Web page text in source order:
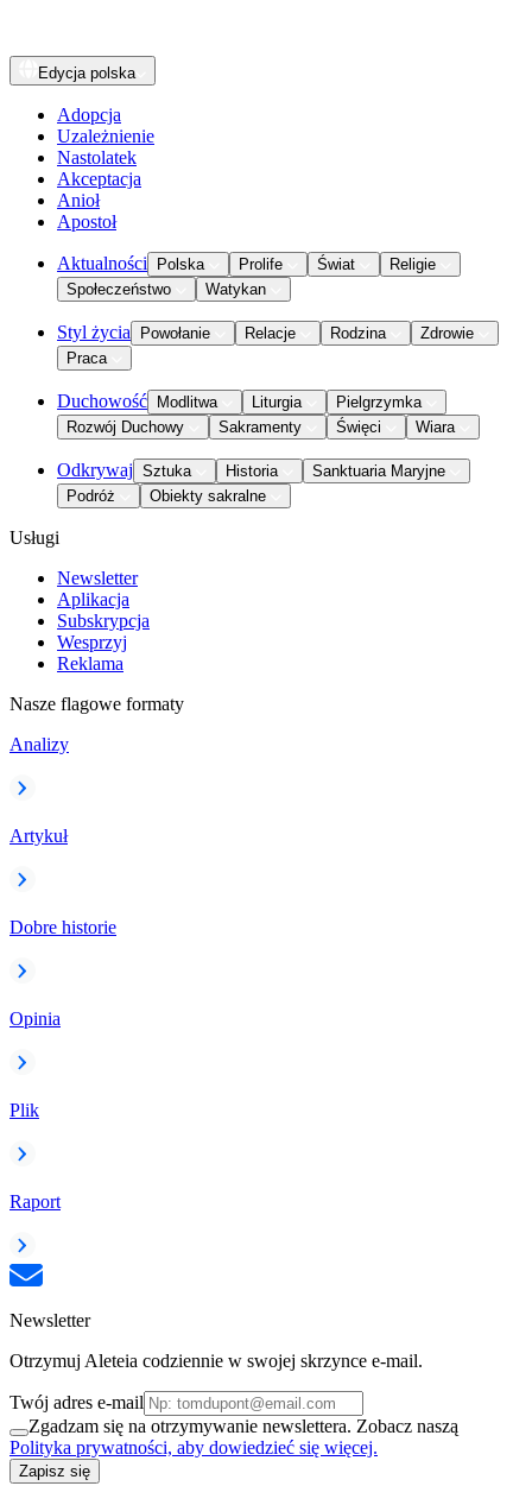
Edycja polska
Adopcja
Uzależnienie
Nastolatek
Akceptacja
Anioł
Apostoł
Aktualności Polska Prolife Świat
Religie
Społeczeństwo
Watykan
Styl życia Powołanie Relacje Rodzina
Zdrowie
Praca
Duchowość Modlitwa Liturgia
Pielgrzymka
Rozwój Duchowy
Sakramenty Święci Wiara
Odkrywaj Sztuka Historia
Sanktuaria Maryjne
Podróż
Obiekty sakralne
Usługi
Newsletter
Aplikacja
Subskrypcja
Wesprzyj
Reklama
Nasze flagowe formaty
Analizy
Artykuł
Dobre historie
Opinia
Plik
Raport
Newsletter
Otrzymuj Aleteia codziennie w swojej skrzynce e-mail.
Twój adres e-mail
Zgadzam się na otrzymywanie newslettera. Zobacz naszą
Polityka prywatności, aby dowiedzieć się więcej.
Zapisz się